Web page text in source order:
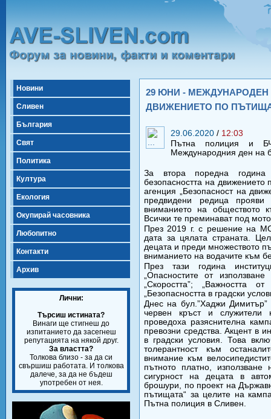
Новини
Сливен
България
Свят
Политика
Култура
Екология
Окупирай часовника
Любопитно
Контакти
Архив
Лични:
Търсиш истината?
Винаги ще стигнеш до
изпитанието да засегнеш
репутацията на някой друг.
За властта?
Толкова близо - за да си
свършиш работата. И толкова
далече, за да не бъдеш
употребен от нея.
29 ЮНИ -
ДВИЖЕНИЕТО ПО
29.06.2020 / 12:03
Пътна полиция и
Международния ден на
За втора поредна
безопасността на
агенция „Безопасност на
предвидени редица
вниманието на обществото
Всички те преминават под
През 2019 г. с решение на
дата за цялата страната.
децата и преди множеството
вниманието на водачите към
През тази година
„Опасностите от
„Скоростта”; „Важността
„Безопасността в градски
Днес на бул.”Хаджи
червен кръст и
проведоха разяснителна
превозни средства. Акцент в
в градски условия. Това
толерантност към
внимание към
пътното платно,
сигурност на децата в
брошури, по проект на
пътищата“ за целите на
Пътна полиция в Сливен.